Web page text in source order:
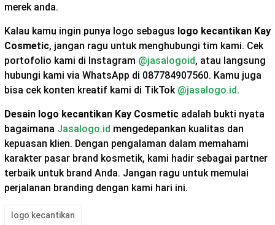
merek anda.
Kalau kamu ingin punya logo sebagus logo kecantikan Kay
Cosmetic, jangan ragu untuk menghubungi tim kami. Cek
portofolio kami di Instagram @jasalogoid, atau langsung
hubungi kami via WhatsApp di 087784907560. Kamu juga
bisa cek konten kreatif kami di TikTok @jasalogo.id.
Desain logo kecantikan Kay Cosmetic adalah bukti nyata
bagaimana Jasalogo.id mengedepankan kualitas dan
kepuasan klien. Dengan pengalaman dalam memahami
karakter pasar brand kosmetik, kami hadir sebagai partner
terbaik untuk brand Anda. Jangan ragu untuk memulai
perjalanan branding dengan kami hari ini.
logo kecantikan